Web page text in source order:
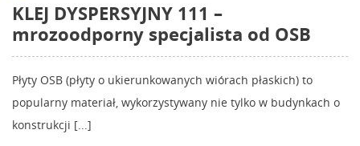
KLEJ DYSPERSYJNY 111 –
mrozoodporny specjalista od OSB
Płyty OSB (płyty o ukierunkowanych wiórach płaskich) to
popularny materiał, wykorzystywany nie tylko w budynkach o
konstrukcji [...]